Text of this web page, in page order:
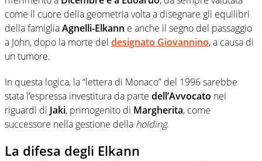
come il cuore della geometria volta a disegnare gli equilibri
della famigliaAgnelli-Elkann e anche il segno del passaggio
a John, dopo la morte del designato Giovannino, a causa di
un tumore.
In questa logica, la “lettera di Monaco” del 1996 sarebbe
stata l’espressa investitura da parte dell’Avvocato nei
riguardi di Jaki, primogenito di Margherita, come
successore nella gestione della holding.
La difesa degli Elkann